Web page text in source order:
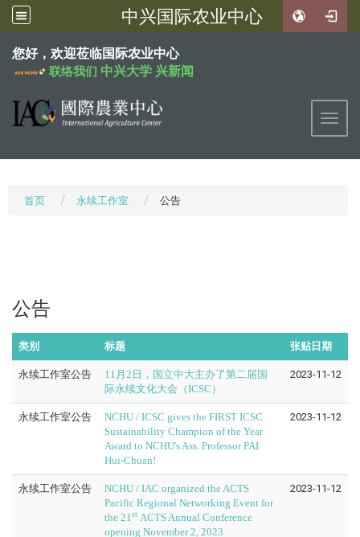
中兴国际农业中心
您好，欢迎莅临国际农业中心
联络我们 中兴大学 兴新闻
首页 永续工作室 公告
公告
类别 标题 张贴日期
永续工作室公告
11月2日，国立中大主办了第二届国
际永续文化大会（ICSC）
2023-11-12
永续工作室公告
NCHU / ICSC gives the FIRST ICSC
Sustainability Champion of the Year
Award to NCHU's Ass. Professor PAI
Hui-Chuan!
2023-11-12
永续工作室公告
NCHU / IAC organized the ACTS
Pacific Regional Networking Event for
the 21st ACTS Annual Conference
opening November 2, 2023
2023-11-12